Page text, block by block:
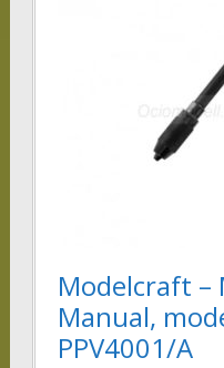
Modelcraft
Manual,
PPV4001/A